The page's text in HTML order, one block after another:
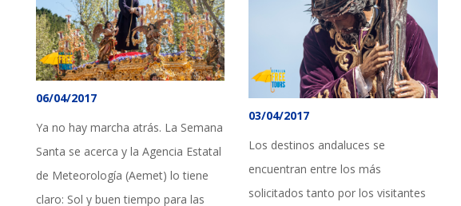
06/04/2017
Ya no hay marcha atrás. La Semana
Santa se acerca y la Agencia Estatal
de Meteorología (Aemet) lo tiene
claro: Sol y buen tiempo para las
03/04/2017
Los destinos andaluces se
encuentran entre los más
solicitados tanto por los visitantes